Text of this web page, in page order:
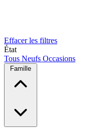
Effacer les filtres
État
Tous Neufs Occasions
Famille